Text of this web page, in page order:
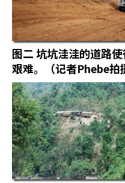
图二坑坑洼洼的道路
艰难。（记者Phebe拍